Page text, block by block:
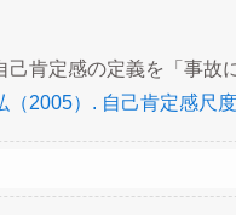
己肯定感の定義を「事故
（2005）. 自己肯定感尺